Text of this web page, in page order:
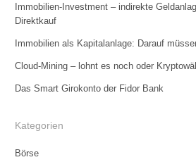
Immobilien-Investment – indirekte
Direktkauf
Immobilien als Kapitalanlage: Darauf
Cloud-Mining – lohnt es noch oder
Das Smart Girokonto der Fidor Bank
Kategorien
Börse